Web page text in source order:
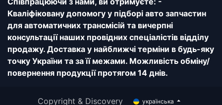
Кваліфіковану допомогу у підборі авто запчастин
для автоматичних трансмісій та вичерпні
консультації наших провідних спеціалістів відділу
продажу. Доставка у найближчі терміни в будь-яку
точку України та за її межами. Можливість обміну/
повернення продукції протягом 14 днів.
Copyright & Discovery українська